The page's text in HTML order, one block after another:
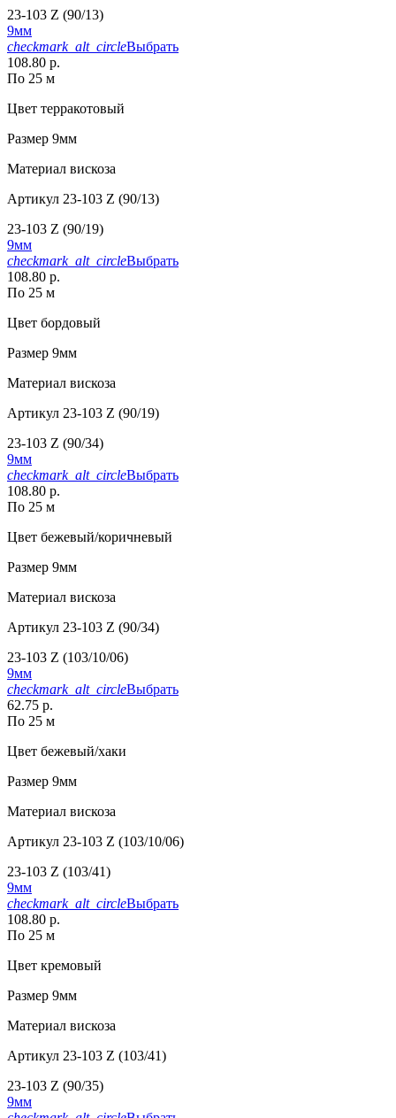
23-103 Z (90/13)
9мм
checkmark_alt_circleВыбрать
108.80 р.
По 25 м
Цвет терракотовый
Размер 9мм
Материал вискоза
Артикул 23-103 Z (90/13)
23-103 Z (90/19)
9мм
checkmark_alt_circleВыбрать
108.80 р.
По 25 м
Цвет бордовый
Размер 9мм
Материал вискоза
Артикул 23-103 Z (90/19)
23-103 Z (90/34)
9мм
checkmark_alt_circleВыбрать
108.80 р.
По 25 м
Цвет бежевый/коричневый
Размер 9мм
Материал вискоза
Артикул 23-103 Z (90/34)
23-103 Z (103/10/06)
9мм
checkmark_alt_circleВыбрать
62.75 р.
По 25 м
Цвет бежевый/хаки
Размер 9мм
Материал вискоза
Артикул 23-103 Z (103/10/06)
23-103 Z (103/41)
9мм
checkmark_alt_circleВыбрать
108.80 р.
По 25 м
Цвет кремовый
Размер 9мм
Материал вискоза
Артикул 23-103 Z (103/41)
23-103 Z (90/35)
9мм